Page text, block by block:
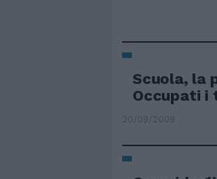
Scuola, la
Occupati i
20/09/2009